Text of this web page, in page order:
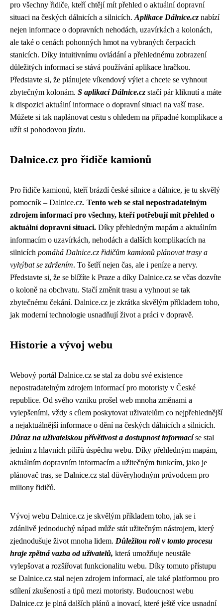
pro všechny řidiče, kteří chtějí mít přehled o aktuální dopravní
situaci na českých dálnicích a silnicích. Aplikace Dálnice.cz nabízí
nejen informace o dopravních nehodách, uzavírkách a kolonách,
ale také o cenách pohonných hmot na vybraných čerpacích
stanicích. Díky intuitivnímu ovládání a přehlednému zobrazení
důležitých informací se stává používání aplikace hračkou.
Představte si, že plánujete víkendový výlet a chcete se vyhnout
zbytečným kolonám. S aplikací Dálnice.cz stačí pár kliknutí a máte
k dispozici aktuální informace o dopravní situaci na vaší trase.
Můžete si tak naplánovat cestu s ohledem na případné komplikace a
užít si pohodovou jízdu.
Dalnice.cz pro řidiče kamionů
Pro řidiče kamionů, kteří brázdí české silnice a dálnice, je tu skvělý
pomocník – Dalnice.cz. Tento web se stal nepostradatelným
zdrojem informací pro všechny, kteří potřebují mít přehled o
aktuální dopravní situaci. Díky přehledným mapám a aktuálním
informacím o uzavírkách, nehodách a dalších komplikacích na
silnicích pomáhá Dalnice.cz řidičům kamionů plánovat trasy a
vyhýbat se zdržením. To šetří nejen čas, ale i peníze a nervy.
Představte si, že se blížíte k Praze a díky Dalnice.cz se včas dozvíte
o koloně na obchvatu. Stačí změnit trasu a vyhnout se tak
zbytečnému čekání. Dalnice.cz je zkrátka skvělým příkladem toho,
jak moderní technologie usnadňují život a práci v dopravě.
Historie a vývoj webu
Webový portál Dalnice.cz se stal za dobu své existence
nepostradatelným zdrojem informací pro motoristy v České
republice. Od svého vzniku prošel web mnoha změnami a
vylepšeními, vždy s cílem poskytovat uživatelům co nejpřehlednější
a nejaktuálnější informace o dění na českých dálnicích a silnicích.
Důraz na uživatelskou přívětivost a dostupnost informacíse stal
jedním z hlavních pilířů úspěchu webu. Díky přehledným mapám,
aktuálním dopravním informacím a užitečným funkcím, jako je
plánovač tras, se Dalnice.cz stal důvěryhodným průvodcem pro
miliony řidičů.
Vývoj webu Dalnice.cz je skvělým příkladem toho, jak se i
zdánlivě jednoduchý nápad může stát užitečným nástrojem, který
zjednodušuje život mnoha lidem. Důležitou roli v tomto procesu
hraje zpětná vazba od uživatelů, která umožňuje neustále
vylepšovat a rozšiřovat funkcionalitu webu. Díky tomuto přístupu
se Dalnice.cz stal nejen zdrojem informací, ale také platformou pro
sdílení zkušeností a tipů mezi motoristy. Budoucnost webu
Dalnice.cz je plná dalších plánů a inovací, které ještě více usnadní